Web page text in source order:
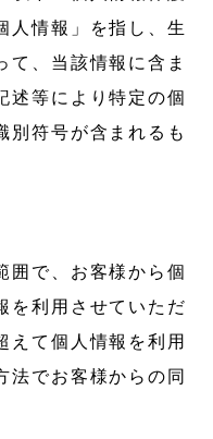
人情報」を指し、生
、当該情報に含ま
述等により特定の個
別符号が含まれるも
囲で、お客様から個
を利用させていただ
えて個人情報を利用
法でお客様からの同